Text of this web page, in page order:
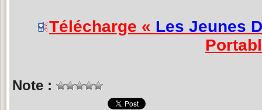
Télécharge « Les Jeunes
Note :